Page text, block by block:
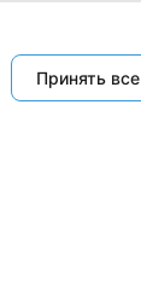
Принять все